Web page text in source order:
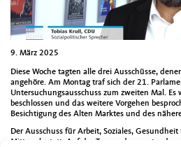
9. März 2025
Diese Woche tagten alle drei Ausschüsse,
angehöre. Am Montag traf sich der 21.
Untersuchungsausschuss zum zweiten Mal. Es
beschlossen und das weitere Vorgehen
Besichtigung des Alten Marktes und des
Der Ausschuss für Arbeit, Soziales,
Mittwoch statt. Auf der Tagesordnung stand